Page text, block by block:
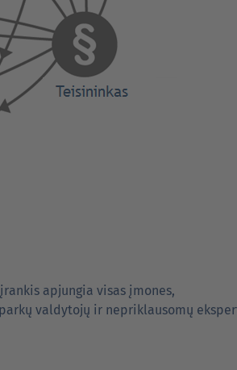
apjungia visas įmones,
valdytojų ir nepriklausomų